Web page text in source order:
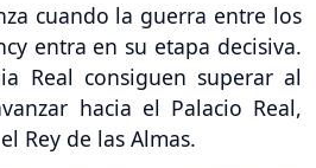
cuando la guerra entre los
entra en su etapa decisiva.
Real consiguen superar al
hacia el Palacio Real,
Rey de las Almas.